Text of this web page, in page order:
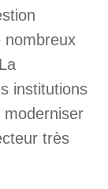
nombreux
institutions
moderniser
très